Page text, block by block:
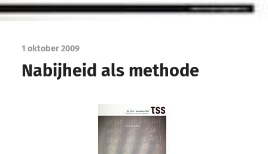
1 oktober 2009
Nabijheid als methode